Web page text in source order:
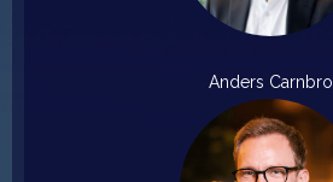
Anders Carnbro